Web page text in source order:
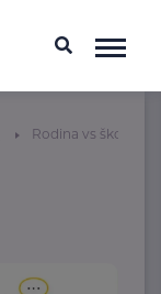
Rodina vs škola